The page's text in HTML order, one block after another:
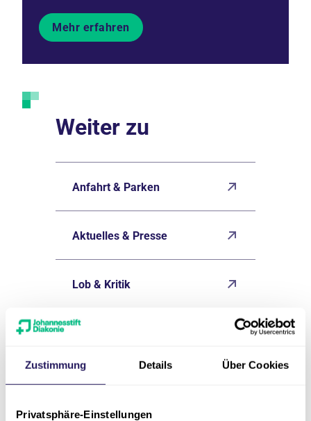
Zustimmung Details Über Cookies
Privatsphäre-Einstellungen
Mehr erfahren
Weiter zu
Anfahrt & Parken
Aktuelles & Presse
Lob & Kritik
Unser Anspruch an Qualität